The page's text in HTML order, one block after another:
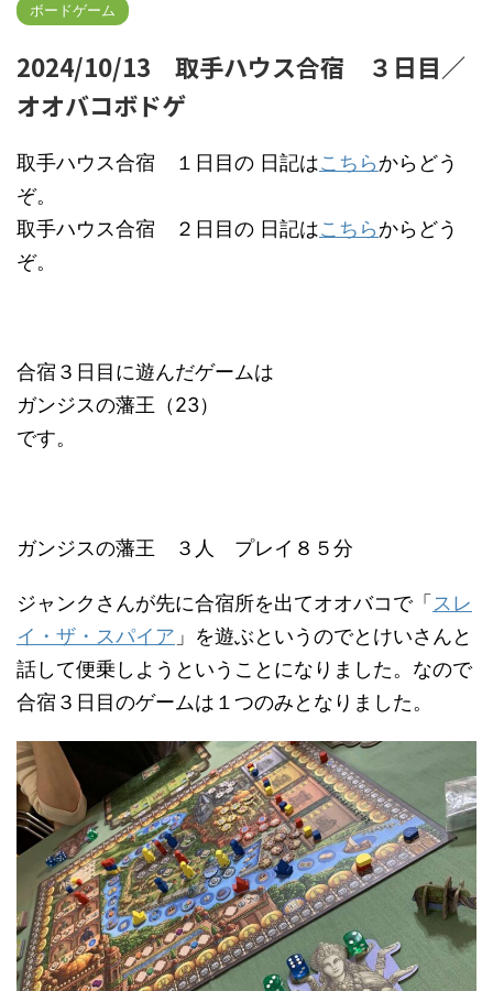
ボードゲーム
2024/10/13 取手ハウス合宿 ３日目／
オオバコボドゲ
取手ハウス合宿 １日目の 日記はこちらからどう
ぞ。
取手ハウス合宿 ２日目の 日記はこちらからどう
ぞ。
合宿３日目に遊んだゲームは
ガンジスの藩王（23）
です。
ガンジスの藩王 ３人 プレイ８５分
ジャンクさんが先に合宿所を出てオオバコで「 スレ
イ・ザ・スパイア 」を遊ぶというのでとけいさんと
話して便乗しようということになりました。なので
合宿３日目のゲームは１つのみとなりました。